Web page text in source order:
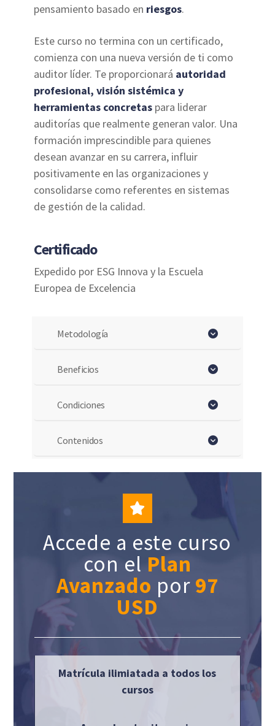
pensamiento basado en riesgos.
Este curso no termina con un certificado,
comienza con una nueva versión de ti como
auditor líder. Te proporcionará autoridad
profesional, visión sistémica y
herramientas concretas para liderar
auditorías que realmente generan valor. Una
formación imprescindible para quienes
desean avanzar en su carrera, influir
positivamente en las organizaciones y
consolidarse como referentes en sistemas
de gestión de la calidad.
Certificado
Expedido por ESG Innova y la Escuela
Europea de Excelencia
Metodología
Beneficios
Condiciones
Contenidos
Accede a este curso
con el Plan
Avanzado por 97
USD
Matrícula ilimiatada a todos los
cursos